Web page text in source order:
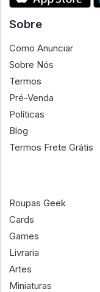
Sobre
Como Anunciar
Sobre Nós
Termos
Pré-Venda
Políticas
Blog
Termos Frete Grátis
Roupas Geek
Cards
Games
Livraria
Artes
Miniaturas